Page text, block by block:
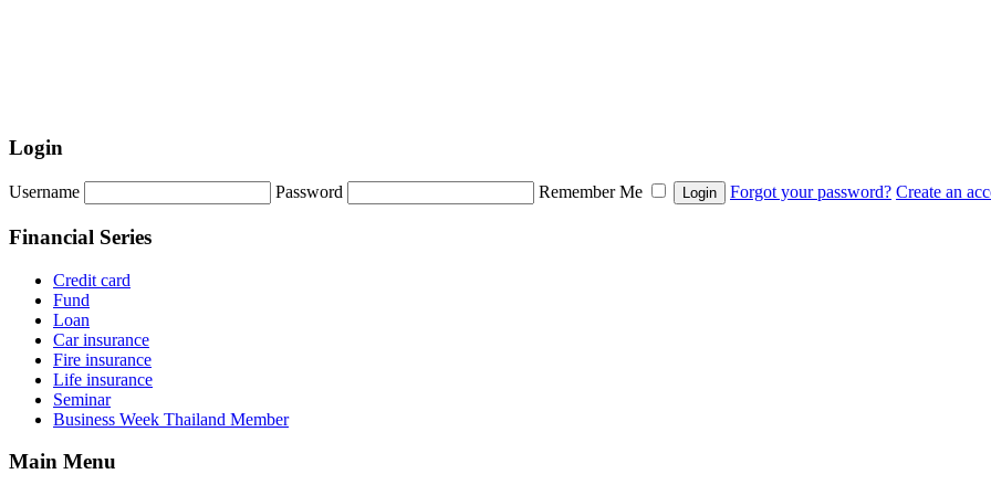
Login
Username Password Remember Me Forgot your password? Create an
Financial Series
Credit card
Fund
Loan
Car insurance
Fire insurance
Life insurance
Seminar
Business Week Thailand Member
Main Menu